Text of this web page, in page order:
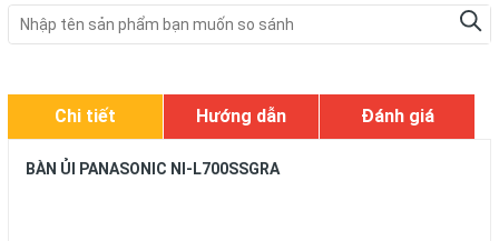
Chi tiết Hướng dẫn Đánh giá
BÀN ỦI PANASONIC NI-L700SSGRA